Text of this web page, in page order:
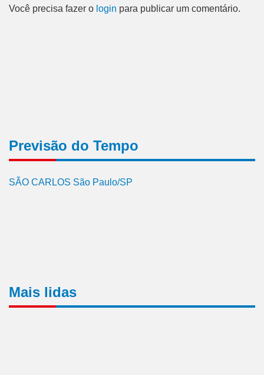
Você precisa fazer o login para publicar um comentário.
Previsão do Tempo
SÃO CARLOS São Paulo/SP
Mais lidas